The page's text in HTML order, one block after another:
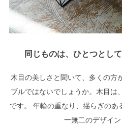
同じものは、ひとつとし
木目の美しさと聞いて、多くの方
ブルではないでしょうか。木目は
です。 年輪の重なり、揺らぎの
一無二のデザイン